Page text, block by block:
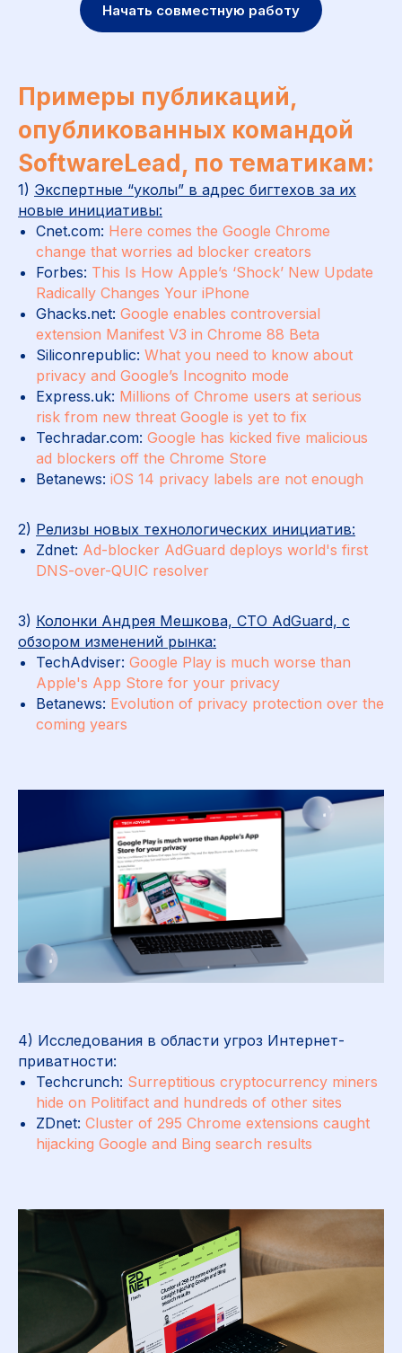
Начать совместную работу
Примеры публикаций,
опубликованных командой
SoftwareLead, по тематикам:
1) Экспертные “уколы” в адрес бигтехов за их
новые инициативы:
Cnet.com: Here comes the Google Chrome
change that worries ad blocker creators
Forbes: This Is How Apple’s ‘Shock’ New Update
Radically Changes Your iPhone
Ghacks.net: Google enables controversial
extension Manifest V3 in Chrome 88 Beta
Siliconrepublic: What you need to know about
privacy and Google’s Incognito mode
Express.uk: Millions of Chrome users at serious
risk from new threat Google is yet to fix
Techradar.com: Google has kicked five malicious
ad blockers off the Chrome Store
Betanews: iOS 14 privacy labels are not enough
2) Релизы новых технологических инициатив:
Zdnet: Ad-blocker AdGuard deploys world's first
DNS-over-QUIC resolver
3) Колонки Андрея Мешкова, CTO AdGuard, с
обзором изменений рынка:
TechAdviser: Google Play is much worse than
Apple's App Store for your privacy
Betanews: Evolution of privacy protection over the
coming years
4) Исследования в области угроз Интернет-
приватности:
Techcrunch: Surreptitious cryptocurrency miners
hide on Politifact and hundreds of other sites
ZDnet: Cluster of 295 Chrome extensions caught
hijacking Google and Bing search results